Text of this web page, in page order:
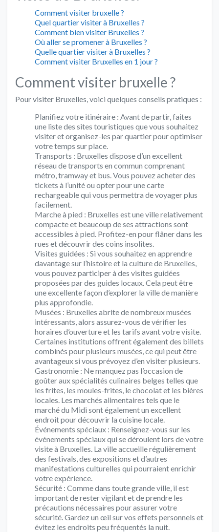
Comment visiter bruxelle ?
Quel quartier visiter à Bruxelles ?
Comment bien visiter Bruxelles ?
Où aller se promener à Bruxelles ?
Quelle quartier visiter à Bruxelles ?
Comment visiter Bruxelles en 1 jour ?
Comment visiter bruxelle ?
Pour visiter Bruxelles, voici quelques conseils pratiques :
Planifiez votre itinéraire : Avant de partir, faites
une liste des sites touristiques que vous souhaitez
visiter et organisez-les par quartier pour optimiser
votre temps sur place.
Transports : Bruxelles dispose d’un excellent
réseau de transports en commun comprenant
métro, tramway et bus. Vous pouvez acheter des
tickets à l’unité ou opter pour une carte
rechargeable qui vous permettra de voyager plus
facilement.
Marche à pied : Bruxelles est une ville relativement
compacte et beaucoup de ses attractions sont
accessibles à pied. Profitez-en pour flâner dans les
rues et découvrir des coins insolites.
Visites guidées : Si vous souhaitez en apprendre
davantage sur l’histoire et la culture de Bruxelles,
vous pouvez participer à des visites guidées
proposées par des guides locaux. Cela peut être
une excellente façon d’explorer la ville de manière
plus approfondie.
Musées : Bruxelles abrite de nombreux musées
intéressants, alors assurez-vous de vérifier les
horaires d’ouverture et les tarifs avant votre visite.
Certaines institutions offrent également des billets
combinés pour plusieurs musées, ce qui peut être
avantageux si vous prévoyez d’en visiter plusieurs.
Gastronomie : Ne manquez pas l’occasion de
goûter aux spécialités culinaires belges telles que
les frites, les moules-frites, le chocolat et les bières
locales. Les marchés alimentaires tels que le
marché du Midi sont également un excellent
endroit pour découvrir la cuisine locale.
Événements spéciaux : Renseignez-vous sur les
événements spéciaux qui se déroulent lors de votre
visite à Bruxelles. La ville accueille régulièrement
des festivals, des expositions et d’autres
manifestations culturelles qui pourraient enrichir
votre expérience.
Sécurité : Comme dans toute grande ville, il est
important de rester vigilant et de prendre les
précautions nécessaires pour assurer votre
sécurité. Gardez un œil sur vos effets personnels et
évitez les endroits peu fréquentés la nuit.